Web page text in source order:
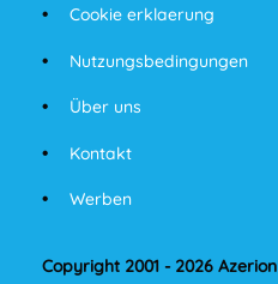
Cookie erklaerung
Nutzungsbedingungen
Über uns
Kontakt
Werben
Copyright 2001 - 2026 Azerion